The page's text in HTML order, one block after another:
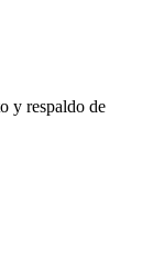
y respaldo de